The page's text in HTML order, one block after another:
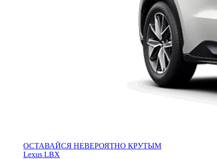
ОСТАВАЙСЯ НЕВЕРОЯТНО КРУТЫМ
Lexus LBX